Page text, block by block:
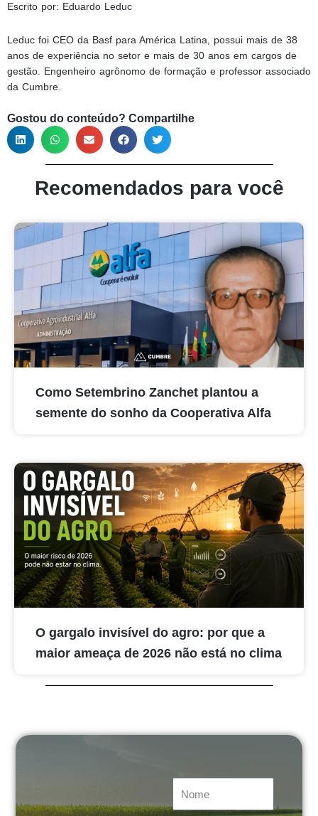
Escrito por: Eduardo Leduc
Leduc foi CEO da Basf para América Latina, possui mais de 38
anos de experiência no setor e mais de 30 anos em cargos de
gestão. Engenheiro agrônomo de formação e professor associado
da Cumbre.
Gostou do conteúdo? Compartilhe
Recomendados para você
Como Setembrino Zanchet plantou a
semente do sonho da Cooperativa Alfa
O gargalo invisível do agro: por que a
maior ameaça de 2026 não está no clima